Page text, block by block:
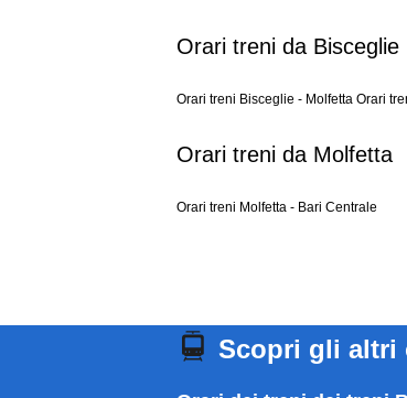
Orari treni da Bisceglie
Orari treni Bisceglie - Molfetta Orari
Orari treni da Molfetta
Orari treni Molfetta - Bari Centrale
Scopri gli altri